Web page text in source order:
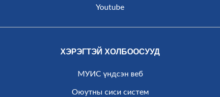
Youtube
ХЭРЭГТЭЙ ХОЛБООСУУД
МУИС үндсэн веб
Оюутны сиси систем